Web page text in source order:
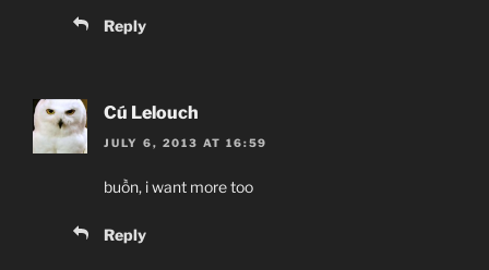
Reply
Cú Lelouch
JULY 6, 2013 AT 16:59
buồn, i want more too
Reply